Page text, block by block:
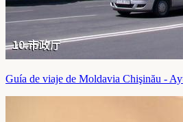
Guía de viaje de Moldavia Chişinău -